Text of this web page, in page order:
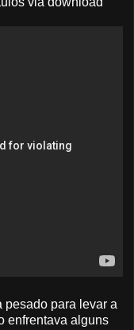
pesado para levar a
enfrentava alguns